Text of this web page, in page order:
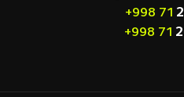
+998 71
+998 71